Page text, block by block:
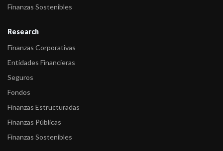
Finanzas Sostenibles
Research
Finanzas Corporativas
Entidades Financieras
Seguros
Fondos
Finanzas Estructuradas
Finanzas Públicas
Finanzas Sostenibles